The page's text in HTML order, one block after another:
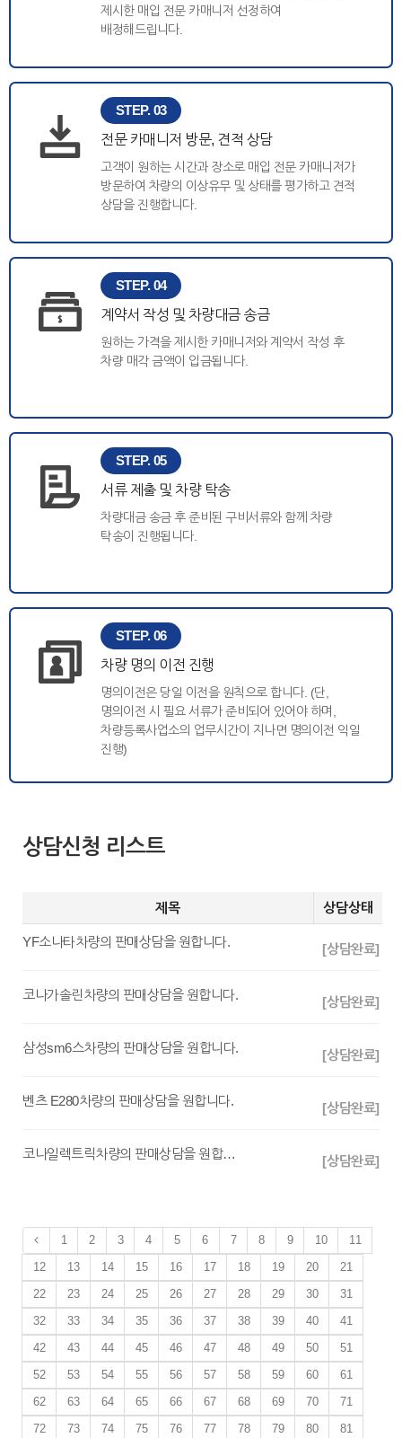
제시한 매입 전문 카매니저 선정하여
배정해드립니다.
STEP. 03
전문 카매니저 방문, 견적 상담
고객이 원하는 시간과 장소로 매입 전문 카매니저가
방문하여 차량의 이상유무 및 상태를 평가하고 견적
상담을 진행합니다.
STEP. 04
계약서 작성 및 차량대금 송금
원하는 가격을 제시한 카매니저와 계약서 작성 후
차량 매각 금액이 입금됩니다.
STEP. 05
서류 제출 및 차량 탁송
차량대금 송금 후 준비된 구비서류와 함께 차량
탁송이 진행됩니다.
STEP. 06
차량 명의 이전 진행
명의이전은 당일 이전을 원칙으로 합니다. (단,
명의이전 시 필요 서류가 준비되어 있어야 하며,
차량등록사업소의 업무시간이 지나면 명의이전 익일
진행)
상담신청 리스트
제목 상담상태
YF소나타차량의 판매상담을 원합니다. [상담완료]
코나가솔린차량의 판매상담을 원합니다. [상담완료]
삼성sm6스차량의 판매상담을 원합니다. [상담완료]
벤츠 E280차량의 판매상담을 원합니다. [상담완료]
코나일렉트릭차량의 판매상담을 원합니다. [상담완료]
1 2 3 4 5 6 7 8 9 10
11
12
13 14 15 16 17 18 19 20
21
22
23 24 25 26 27 28 29 30
31
32
33 34 35 36 37 38 39 40
41
42
43 44 45 46 47 48 49 50
51
52
53 54 55 56 57 58 59 60
61
62
63 64 65 66 67 68 69 70
71
72
73 74 75 76 77 78 79 80 81